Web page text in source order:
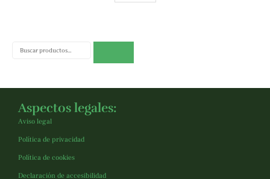
Aspectos legales:
Aviso legal
Política de privacidad
Política de cookies
Declaración de accesibilidad